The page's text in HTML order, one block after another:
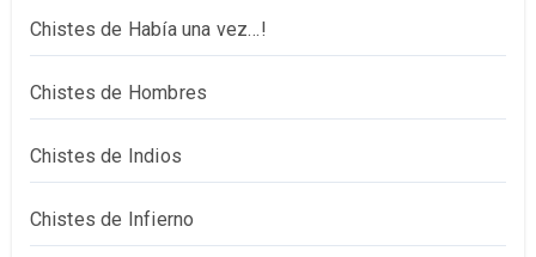
Chistes de Había una vez…!
Chistes de Hombres
Chistes de Indios
Chistes de Infierno